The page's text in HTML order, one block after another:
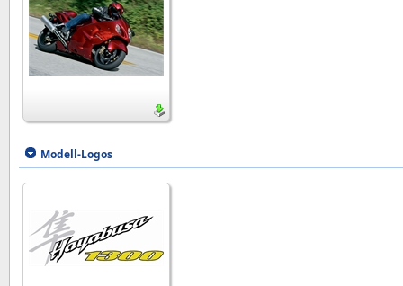
Modell-Logos